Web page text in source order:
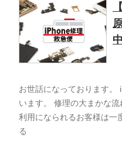
お世話になっております。
います。 修理の大まかな
利用になられるお客様は一
る